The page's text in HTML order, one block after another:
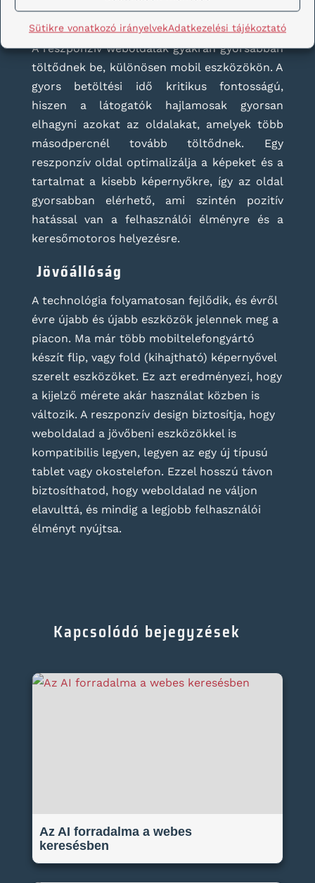
Sütikre vonatkozó irányelvekAdatkezelési tájékoztató
Gyorsabb betöltési idő
A reszponzív weboldalak gyakran gyorsabban
töltődnek be, különösen mobil eszközökön. A
gyors betöltési idő kritikus fontosságú,
hiszen a látogatók hajlamosak gyorsan
elhagyni azokat az oldalakat, amelyek több
másodpercnél tovább töltődnek. Egy
reszponzív oldal optimalizálja a képeket és a
tartalmat a kisebb képernyőkre, így az oldal
gyorsabban elérhető, ami szintén pozitív
hatással van a felhasználói élményre és a
keresőmotoros helyezésre.
Jövőállóság
A technológia folyamatosan fejlődik, és évről
évre újabb és újabb eszközök jelennek meg a
piacon. Ma már több mobiltelefongyártó
készít flip, vagy fold (kihajtható) képernyővel
szerelt eszközöket. Ez azt eredményezi, hogy
a kijelző mérete akár használat közben is
változik. A reszponzív design biztosítja, hogy
weboldalad a jövőbeni eszközökkel is
kompatibilis legyen, legyen az egy új típusú
tablet vagy okostelefon. Ezzel hosszú távon
biztosíthatod, hogy weboldalad ne váljon
elavulttá, és mindig a legjobb felhasználói
élményt nyújtsa.
Kapcsolódó bejegyzések
Az AI forradalma a webes
keresésben